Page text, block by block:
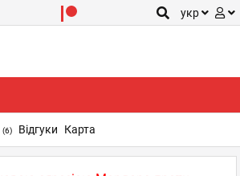
укр
(6) Відгуки Карта